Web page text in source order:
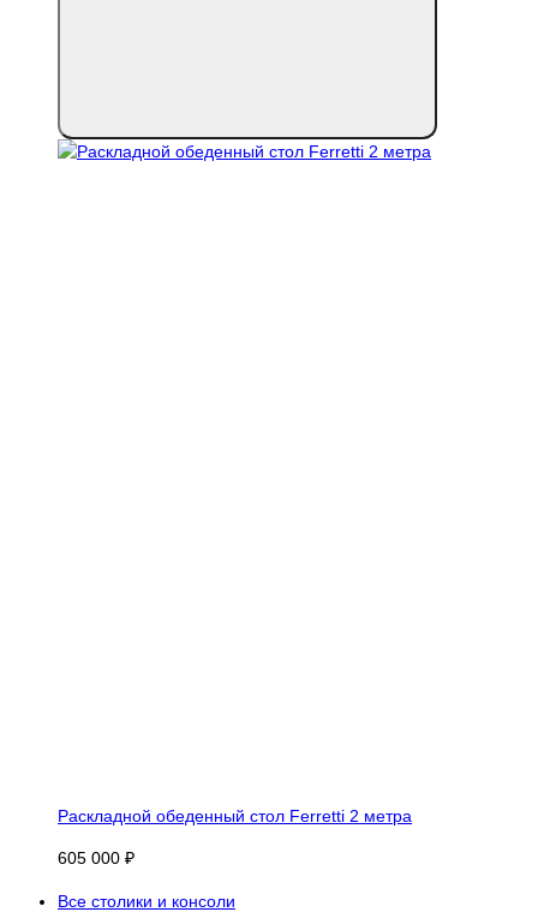
Раскладной обеденный стол Ferretti 2 метра
605 000 ₽
Все столики и консоли